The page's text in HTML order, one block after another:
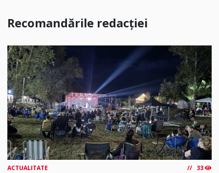
Recomandările redacției
ACTUALITATE 33